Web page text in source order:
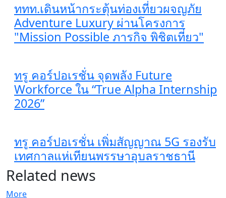
ททท.เดินหน้ากระตุ้นท่องเที่ยวผจญภัย
Adventure Luxury ผ่านโครงการ
"Mission Possible ภารกิจ พิชิตเที่ยว"
ทรู คอร์ปอเรชั่น จุดพลัง Future
Workforce ใน “True Alpha Internship
2026”
ทรู คอร์ปอเรชั่น เพิ่มสัญญาณ 5G รองรับ
เทศกาลแห่เทียนพรรษาอุบลราชธานี
Related news
More